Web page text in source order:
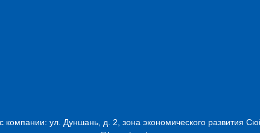
компании: ул. Дуншань, д. 2, зона экономического развития